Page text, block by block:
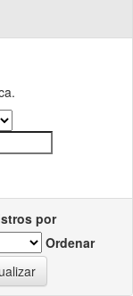
por
Ordenar